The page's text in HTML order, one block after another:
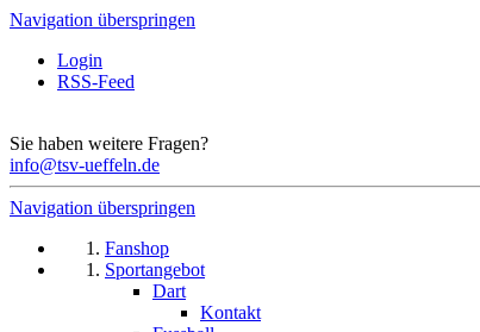
Navigation überspringen
Login
RSS-Feed
Sie haben weitere Fragen?
info@tsv-ueffeln.de
Navigation überspringen
Fanshop
Sportangebot
Dart
Kontakt